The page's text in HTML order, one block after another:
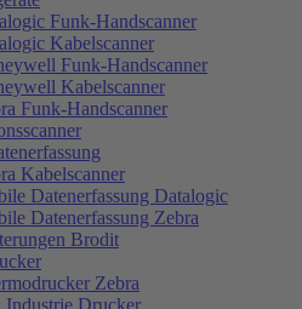
Funk-Handscanner
Kabelscanner
Funk-Handscanner
Kabelscanner
Funk-Handscanner
Kabelscanner
Datenerfassung Datalogic
Datenerfassung Zebra
Brodit
Zebra
Industrie Drucker